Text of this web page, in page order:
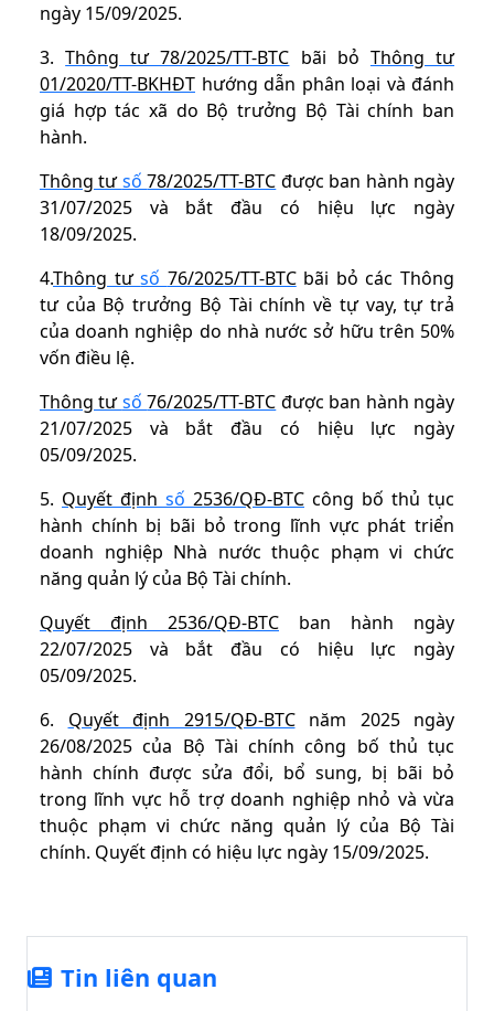
ngày 15/09/2025.
3.Thông tư 78/2025/TT-BTC bãi bỏ Thông tư
01/2020/TT-BKHĐT hướng dẫn phân loại và đánh
giá hợp tác xã do Bộ trưởng Bộ Tài chính ban
hành.
Thông tưsố78/2025/TT-BTC được ban hành ngày
31/07/2025 và bắt đầu có hiệu lực ngày
18/09/2025.
4.Thông tưsố 76/2025/TT-BTCbãi bỏ các Thông
tư của Bộ trưởng Bộ Tài chính về tự vay, tự trả
của doanh nghiệp do nhà nước sở hữu trên 50%
vốn điều lệ.
Thông tưsố76/2025/TT-BTC được ban hành ngày
21/07/2025 và bắt đầu có hiệu lực ngày
05/09/2025.
5. Quyết định số 2536/QĐ-BTC công bố thủ tục
hành chính bị bãi bỏ trong lĩnh vực phát triển
doanh nghiệp Nhà nước thuộc phạm vi chức
năng quản lý của Bộ Tài chính.
Quyết định 2536/QĐ-BTC ban hành ngày
22/07/2025 và bắt đầu có hiệu lực ngày
05/09/2025.
6. Quyết định 2915/QĐ-BTCnăm 2025 ngày
26/08/2025 của Bộ Tài chính công bố thủ tục
hành chính được sửa đổi, bổ sung, bị bãi bỏ
trong lĩnh vực hỗ trợ doanh nghiệp nhỏ và vừa
thuộc phạm vi chức năng quản lý của Bộ Tài
chính. Quyết định có hiệu lực ngày 15/09/2025.
Tin liên quan